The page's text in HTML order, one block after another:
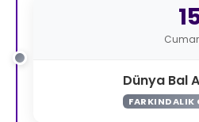
Dünya Bal
FARKINDALIK